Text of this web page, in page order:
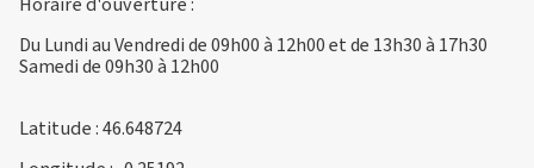
Du Lundi au Vendredi de 09h00 à 12h00 et de 13h30 à 17h30
Samedi de 09h30 à 12h00
Latitude : 46.648724